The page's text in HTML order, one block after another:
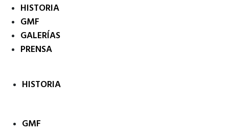
HISTORIA
GMF
GALERÍAS
PRENSA
HISTORIA
GMF